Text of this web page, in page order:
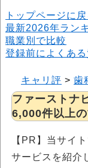
トップページに戻
最新2026年ラン
職業別で比較
登録前によくあ
キャリ評 > 歯
ファーストナ
6,000件以上
【PR】当サイ
サービスを紹介